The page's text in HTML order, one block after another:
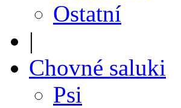
Ostatní
|
Chovné saluki
Psi